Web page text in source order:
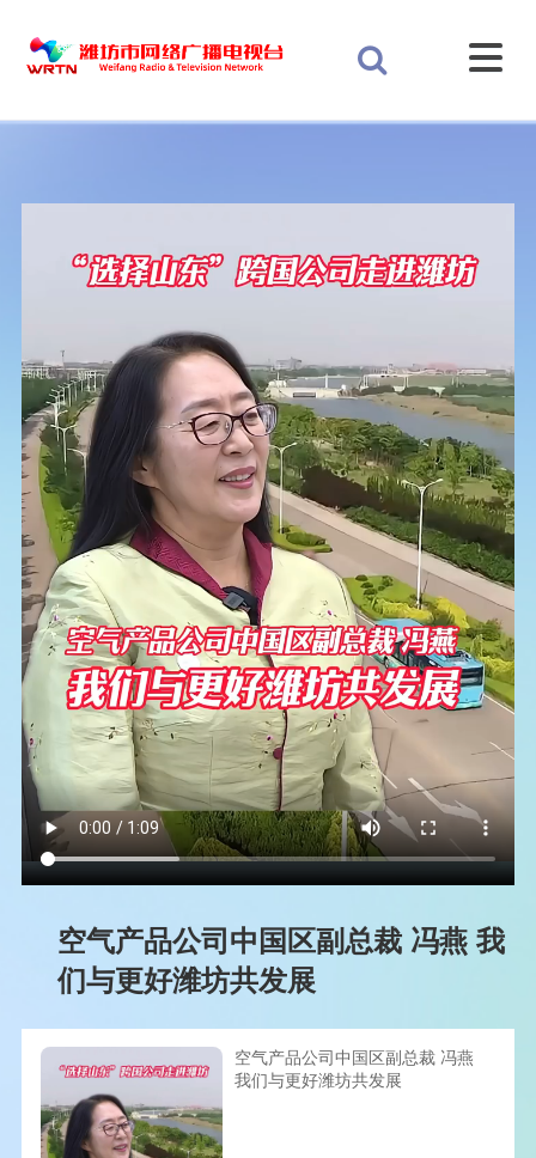
空气产品公司中国区副总裁 冯燕 我
们与更好潍坊共发展
空气产品公司中国区副总裁 冯燕
我们与更好潍坊共发展